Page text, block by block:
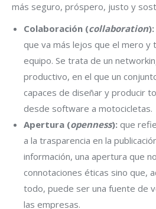
más seguro, próspero, justo y
Colaboración (collaboration):
que va más lejos que el mero y
equipo. Se trata de un
productivo, en el que un
capaces de diseñar y producir
desde software a motocicletas.
Apertura (openness): que
a la trasparencia en la
información, una apertura que
connotaciones éticas sino que,
todo, puede ser una fuente de
las empresas.